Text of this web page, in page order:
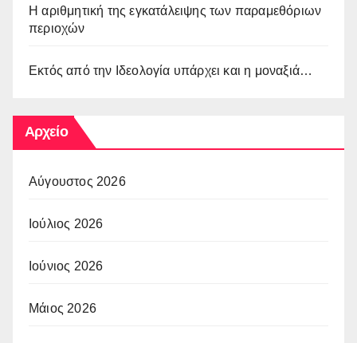
Η αριθμητική της εγκατάλειψης των παραμεθόριων
περιοχών
Εκτός από την Ιδεολογία υπάρχει και η μοναξιά…
Αρχείο
Αύγουστος 2026
Ιούλιος 2026
Ιούνιος 2026
Μάιος 2026